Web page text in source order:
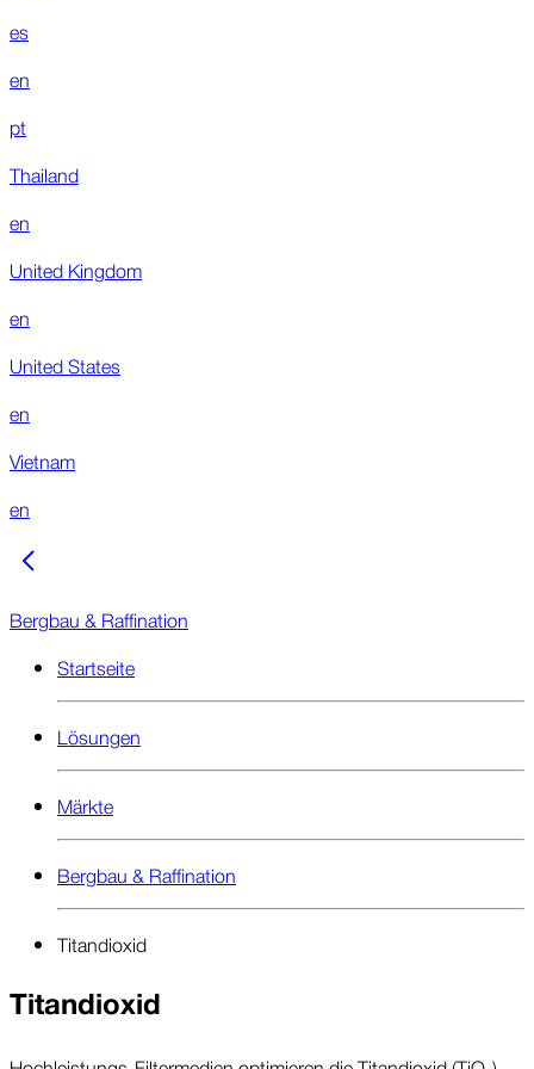
es
en
pt
Thailand
en
United Kingdom
en
United States
en
Vietnam
en
Bergbau & Raffination
Startseite
Lösungen
Märkte
Bergbau & Raffination
Titandioxid
Titan­dioxid